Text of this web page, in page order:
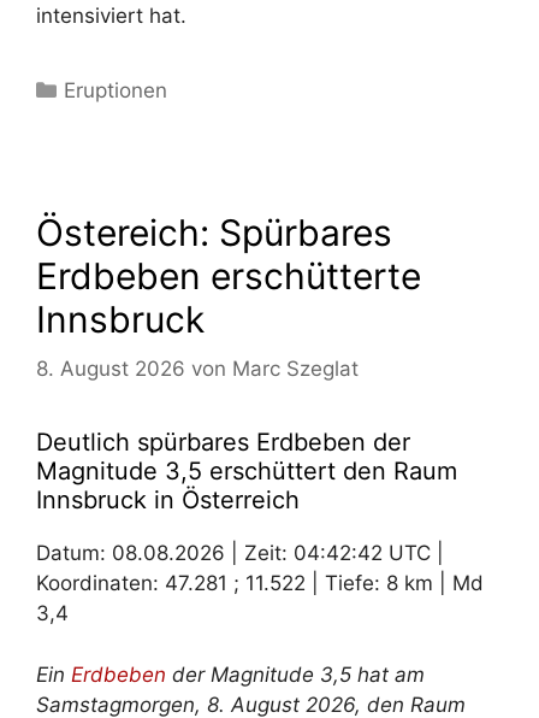
intensiviert hat.
Kategorien
Eruptionen
Östereich: Spürbares
Erdbeben erschütterte
Innsbruck
8. August 2026 von Marc Szeglat
Deutlich spürbares Erdbeben der
Magnitude 3,5 erschüttert den Raum
Innsbruck in Österreich
Datum: 08.08.2026 | Zeit: 04:42:42 UTC |
Koordinaten: 47.281 ; 11.522 | Tiefe: 8 km | Md
3,4
Ein Erdbeben der Magnitude 3,5 hat am
Samstagmorgen, 8. August 2026, den Raum